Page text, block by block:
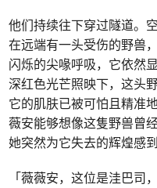
他们持续往下穿过隧道。
在远端有一头受伤的野兽
闪烁的尖喙呼吸，它依然
深红色光芒照映下，这头
它的肌肤已被可怕且精准
薇安能够想像这隻野兽曾
她突然为它失去的辉煌感
「薇薇安，这位是洼巴司